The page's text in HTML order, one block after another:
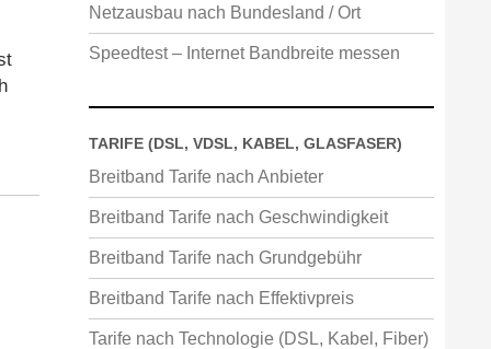
Netzausbau nach Bundesland / Ort
Speedtest – Internet Bandbreite messen
TARIFE (DSL, VDSL, KABEL, GLASFASER)
Breitband Tarife nach Anbieter
Breitband Tarife nach Geschwindigkeit
Breitband Tarife nach Grundgebühr
Breitband Tarife nach Effektivpreis
Tarife nach Technologie (DSL, Kabel, Fiber)